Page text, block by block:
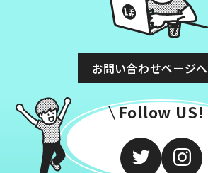
お問い合わせページへ
Follow US!